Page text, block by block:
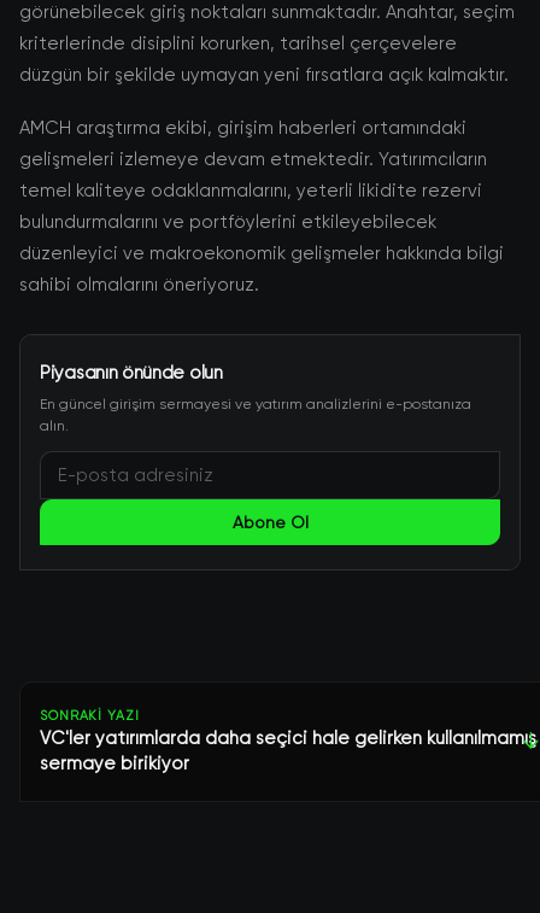
görünebilecek giriş noktaları sunmaktadır. Anahtar, seçim
kriterlerinde disiplini korurken, tarihsel çerçevelere
düzgün bir şekilde uymayan yeni fırsatlara açık kalmaktır.
AMCH araştırma ekibi, girişim haberleri ortamındaki
gelişmeleri izlemeye devam etmektedir. Yatırımcıların
temel kaliteye odaklanmalarını, yeterli likidite rezervi
bulundurmalarını ve portföylerini etkileyebilecek
düzenleyici ve makroekonomik gelişmeler hakkında bilgi
sahibi olmalarını öneriyoruz.
Piyasanın önünde olun
En güncel girişim sermayesi ve yatırım analizlerini e-postanıza
alın.
Abone Ol
SONRAKI YAZI
VC'ler yatırımlarda daha seçici hale gelirken kullanılmamış
sermaye birikiyor
↓